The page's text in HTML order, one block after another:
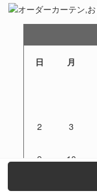
日 月
2 3
9 10
16 17